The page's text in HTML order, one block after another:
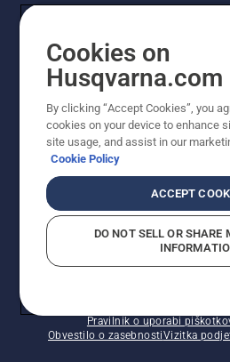
Pravilnik o uporabi
Obvestilo o zasebnostiVizitka
Cookies on
Husqvarna.com
By clicking “Accept Cookies”, you
cookies on your device to enhance
site usage, and assist in our
Cookie Policy
ACCEPT
DO NOT SELL OR SHARE